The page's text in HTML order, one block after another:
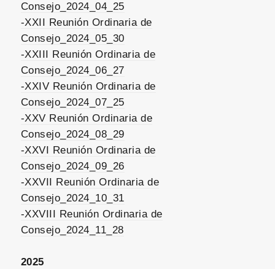
Consejo_2024_04_25
-XXII Reunión Ordinaria de
Consejo_2024_05_30
-XXIII Reunión Ordinaria de
Consejo_2024_06_27
-XXIV Reunión Ordinaria de
Consejo_2024_07_25
-XXV Reunión Ordinaria de
Consejo_2024_08_29
-XXVI Reunión Ordinaria de
Consejo_2024_09_26
-XXVII Reunión Ordinaria de
Consejo_2024_10_31
-XXVIII Reunión Ordinaria de
Consejo_2024_11_28
2025